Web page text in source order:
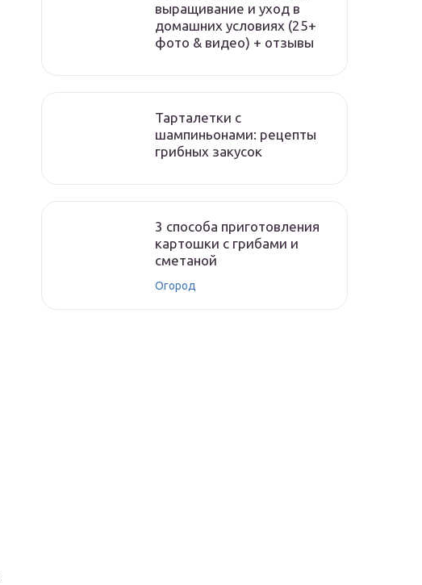
выращивание и уход в
домашних условиях (25+
фото & видео) + отзывы
Тарталетки с
шампиньонами: рецепты
грибных закусок
3 способа приготовления
картошки с грибами и
сметаной
Огород